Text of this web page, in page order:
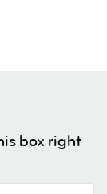
box right